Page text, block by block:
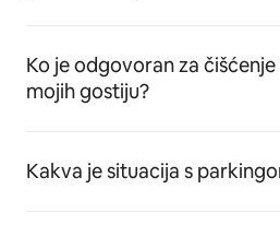
Ko je odgovoran za
mojih gostiju?
Kakva je situacija s